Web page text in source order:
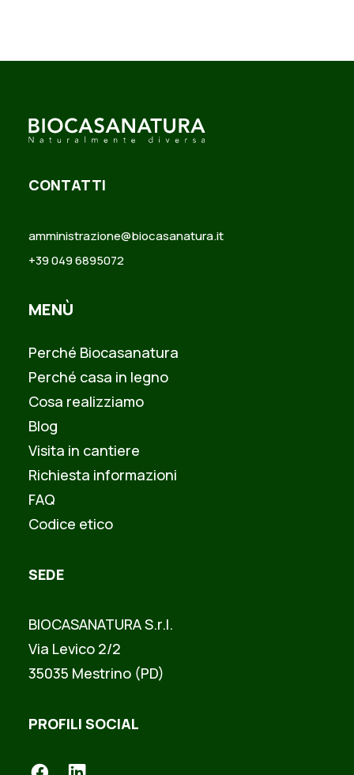
CONTATTI
amministrazione@biocasanatura.it
+39 049 6895072
MENÙ
Perché Biocasanatura
Perché casa in legno
Cosa realizziamo
Blog
Visita in cantiere
Richiesta informazioni
FAQ
Codice etico
SEDE
BIOCASANATURA S.r.l.
Via Levico 2/2
35035 Mestrino (PD)
PROFILI SOCIAL